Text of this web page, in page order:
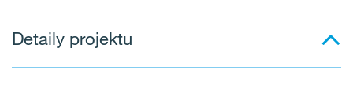
Detaily projektu